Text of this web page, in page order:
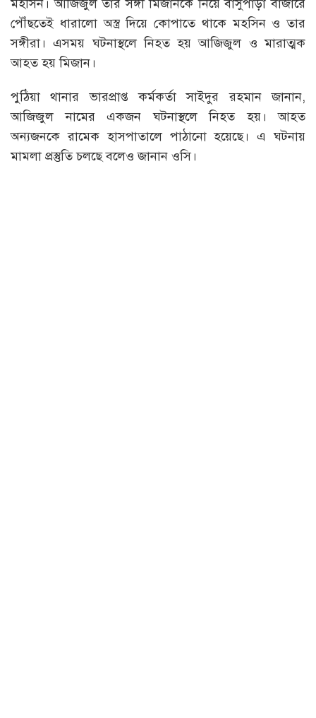
মহসিন। আজিজুল তার সঙ্গী মিজানকে নিয়ে বাসুপাড়া বাজারে
পৌঁছতেই ধারালো অস্ত্র দিয়ে কোপাতে থাকে মহসিন ও তার
সঙ্গীরা। এসময় ঘটনাস্থলে নিহত হয় আজিজুল ও মারাত্মক
আহত হয় মিজান।
পুঠিয়া থানার ভারপ্রাপ্ত কর্মকর্তা সাইদুর রহমান জানান,
আজিজুল নামের একজন ঘটনাস্থলে নিহত হয়। আহত
অন্যজনকে রামেক হাসপাতালে পাঠানো হয়েছে। এ ঘটনায়
মামলা প্রস্তুতি চলছে বলেও জানান ওসি।